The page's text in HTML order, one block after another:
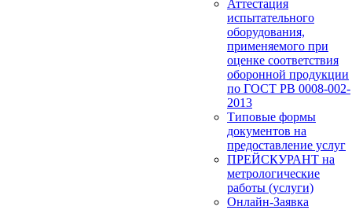
Аттестация
испытательного
оборудования,
применяемого при
оценке соответствия
оборонной продукции
по ГОСТ РВ 0008-002-
2013
Типовые формы
документов на
предоставление услуг
ПРЕЙСКУРАНТ на
метрологические
работы (услуги)
Онлайн-Заявка